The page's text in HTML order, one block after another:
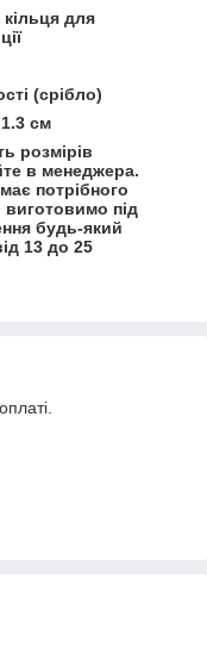
для
(срібло)
см
розмірів
в менеджера.
потрібного
виготовимо під
будь-який
13 до 25